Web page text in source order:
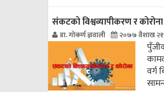
संकटको विश्वव्यापीकरण र कोरोना
डा. गोकर्ण ज्ञवाली २०७७ वैशाख
वर्ग